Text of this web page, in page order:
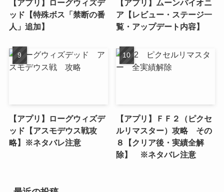
【アプリ】ローグウィズデ
ッド【特殊ボス「禁断の番
人」追加】
【アプリ】ムーンパイオニ
ア【レビュー・ステージ一
覧・アップデート内容】
【アプリ】ローグウィズデ
ッド【アスモデウス戦攻
略】※ネタバレ注意
【アプリ】ＦＦ２（ピクセ
ルリマスター）攻略 その
８【クリア後・実績全解
除】 ※ネタバレ注意